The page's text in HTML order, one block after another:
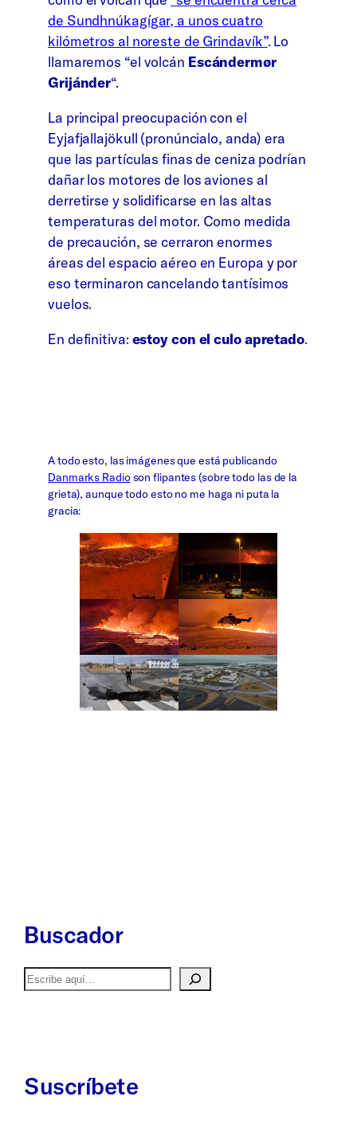
de Sundhnúkagígar, a unos cuatro
kilómetros al noreste de Grindavík”. Lo
llamaremos “el volcán Escándermør
Grijánder“.
La principal preocupación con el
Eyjafjallajökull (pronúncialo, anda) era
que las partículas finas de ceniza podrían
dañar los motores de los aviones al
derretirse y solidificarse en las altas
temperaturas del motor. Como medida
de precaución, se cerraron enormes
áreas del espacio aéreo en Europa y por
eso terminaron cancelando tantísimos
vuelos.
En definitiva: estoy con el culo apretado.
A todo esto, las imágenes que está publicando
Danmarks Radioson flipantes (sobre todo las de la
grieta), aunque todo esto no me haga ni puta la
gracia:
Buscador
Buscar
Suscríbete